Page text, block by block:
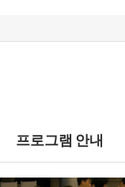
프로그램 안내